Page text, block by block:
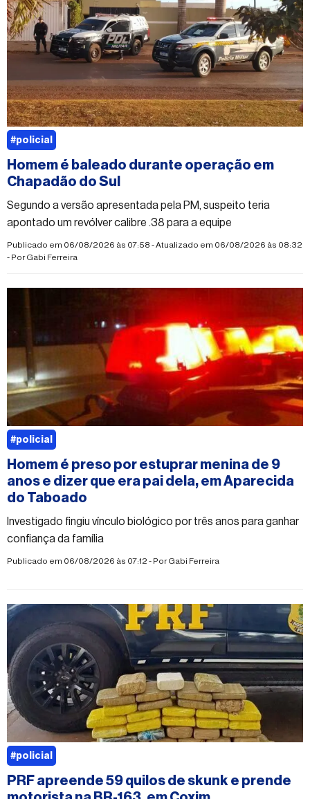
Homem é baleado durante operação em
Chapadão do Sul
Segundo a versão apresentada pela PM, suspeito teria
apontado um revólver calibre .38 para a equipe
Publicado em 06/08/2026 às 07:58 - Atualizado em 06/08/2026 às 08:32
- PorGabi Ferreira
#policial
Homem é preso por estuprar menina de 9
anos e dizer que era pai dela, em Aparecida
do Taboado
Investigado fingiu vínculo biológico por três anos para ganhar
confiança da família
Publicado em 06/08/2026 às 07:12 - PorGabi Ferreira
#policial
PRF apreende 59 quilos de skunk e prende
#policial